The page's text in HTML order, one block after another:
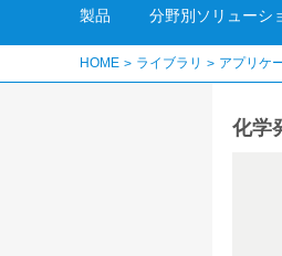
製品 分野別ソリューシ
HOME ライブラリ アプリケ
化学